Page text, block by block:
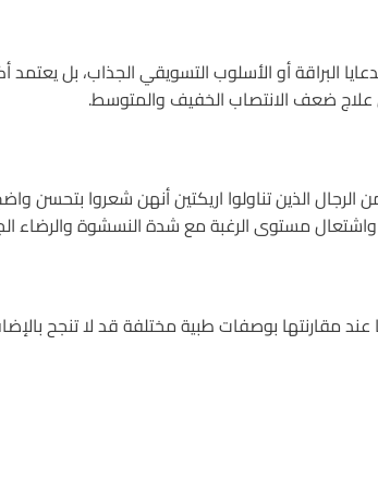
البراقة أو الأسلوب التسويقي الجذاب، بل يعتمد
علاج ضعف الانتصاب الخفيف والمتوسط.
الأسبوع الـ12 أكد أكثر من 90% من الرجال الذين تناولوا اريكتين أنهن
مستوى الرغبة مع شدة النسشوة والرضاء
مقارنتها بوصفات طبية مختلفة قد لا تنجح